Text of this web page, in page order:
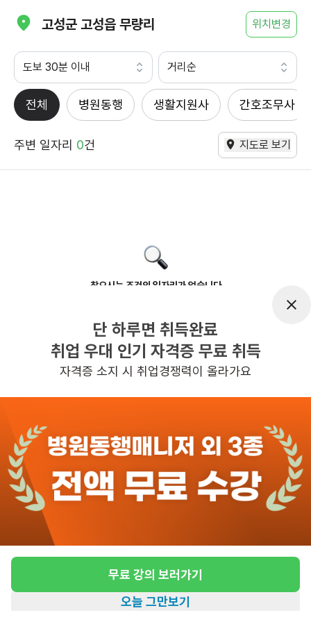
고성군 고성읍 무량리 위치변경
도보 30분 이내 거리순
전체 병원동행 생활지원사 간호조무사
주변 일자리 0건 지도로 보기
찾으시는 조건의 일자리가 없습니다
반경 3KM 이내의 일자리 확인하기
단 하루면 취득완료
취업 우대 인기 자격증 무료 취득
자격증 소지 시 취업경쟁력이 올라가요
무료 강의 보러가기
오늘 그만보기